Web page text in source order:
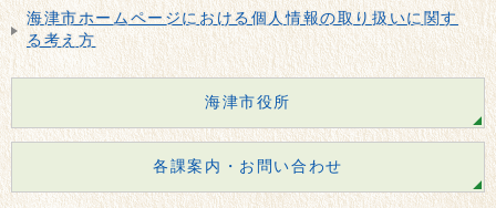
海津市ホームページにおける個人情報の取り扱いに関す
る考え方
海津市役所
各課案内・お問い合わせ